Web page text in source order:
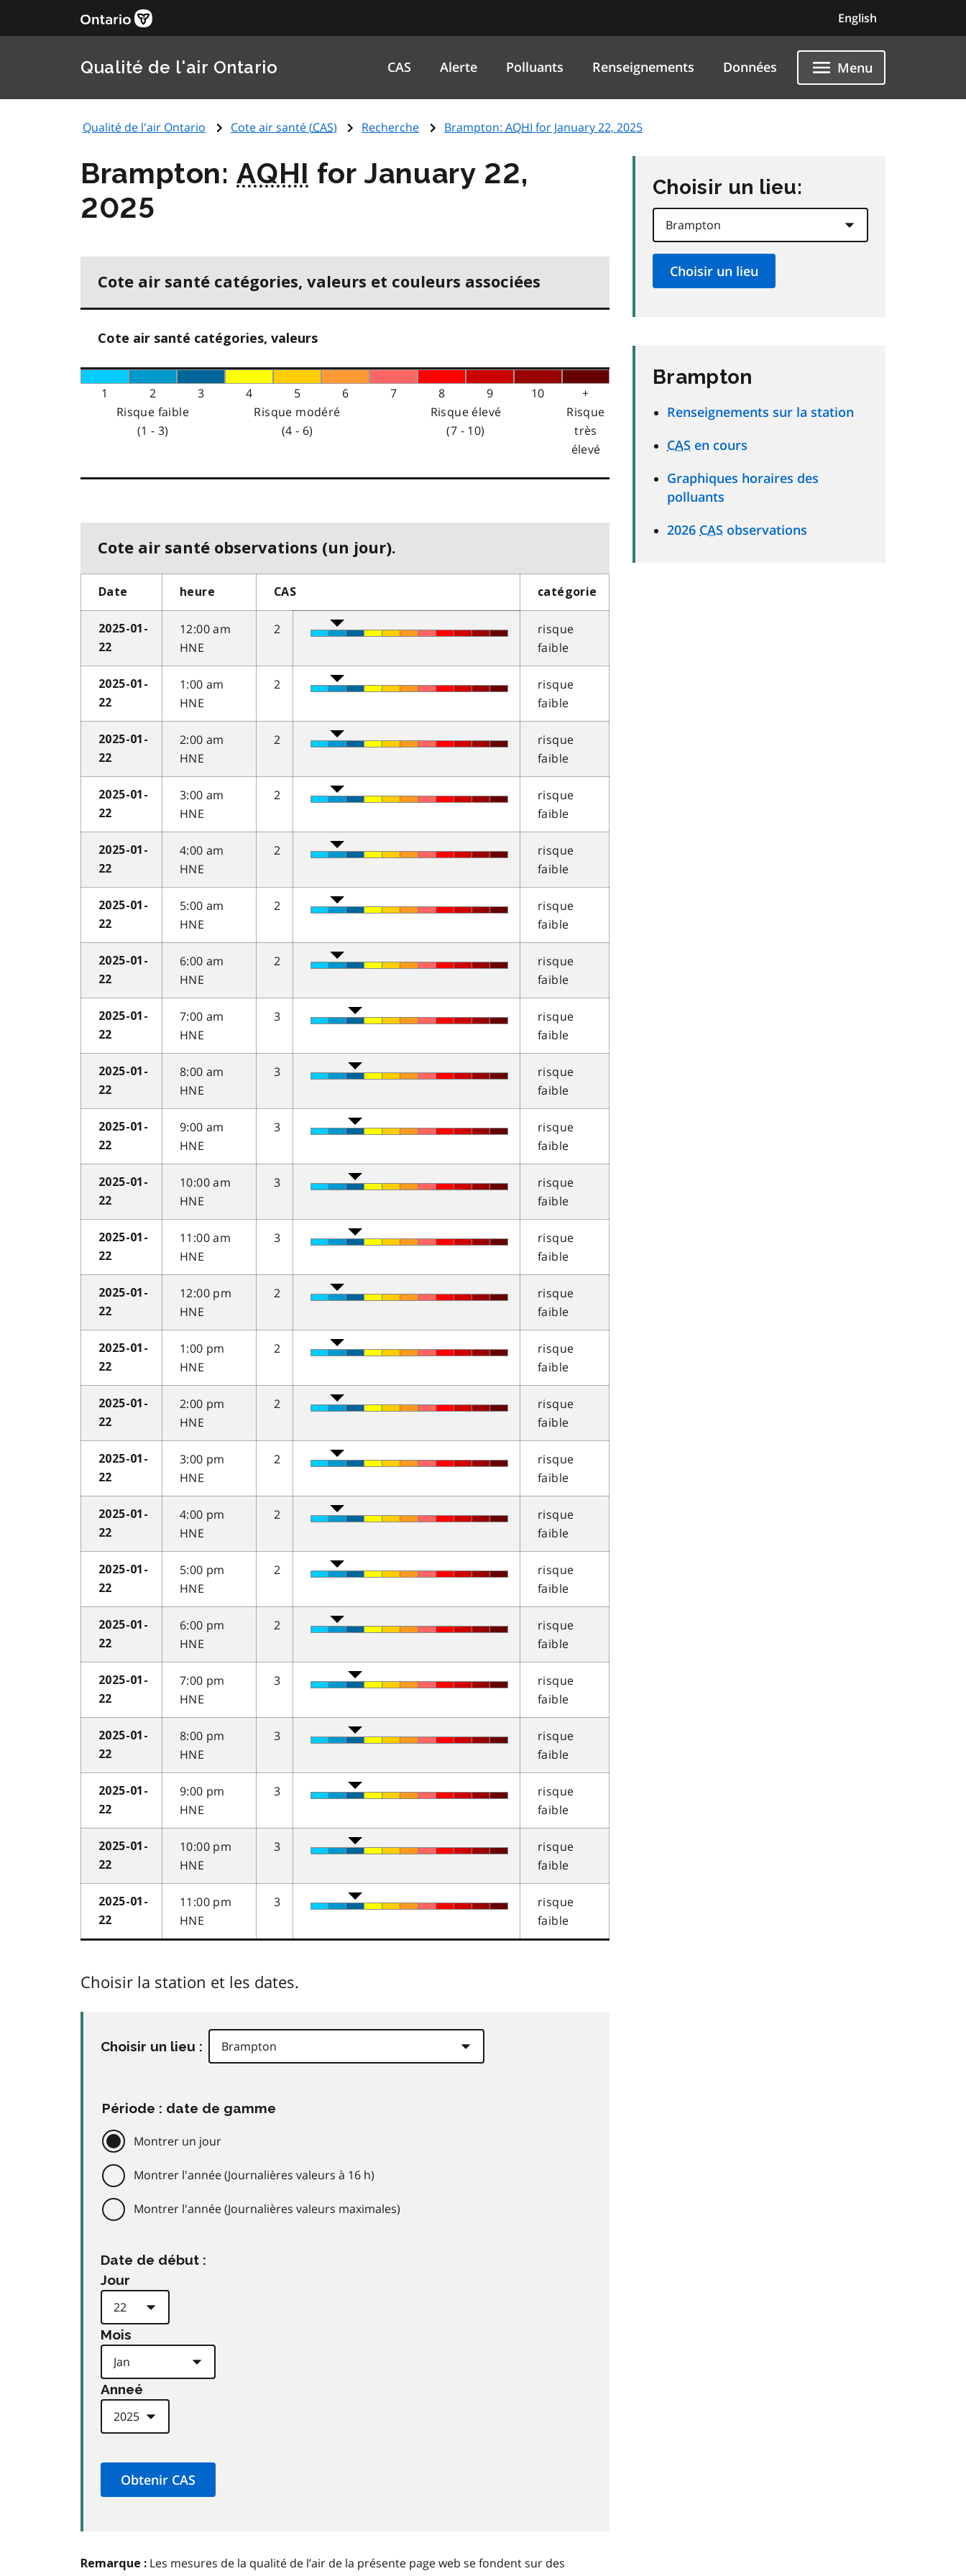
English
Qualité de l'air Ontario CAS Alerte Polluants Renseignements Données Menu
Qualité de l'air Ontario Cote air santé (CAS) Recherche Brampton: AQHI for January 22, 2025
Brampton:AQHI for January 22,
2025
Cote air santé catégories, valeurs et couleurs associées
Cote air santé catégories, valeurs
1 2 3 4 5 6 7 8 9 10
+
Risque faible
(1 - 3)
Risque modéré
(4 - 6)
Risque élevé
(7 - 10)
Risque
très
élevé
Cote air santé observations (un jour).
Date heure CAS catégorie
2025-01-
22
12:00 am
HNE
2
risque
faible
2025-01-
22
1:00 am
HNE
2
risque
faible
2025-01-
22
2:00 am
HNE
2
risque
faible
2025-01-
22
3:00 am
HNE
2
risque
faible
2025-01-
22
4:00 am
HNE
2
risque
faible
2025-01-
22
5:00 am
HNE
2
risque
faible
2025-01-
22
6:00 am
HNE
2
risque
faible
2025-01-
22
7:00 am
HNE
3
risque
faible
2025-01-
22
8:00 am
HNE
3
risque
faible
2025-01-
22
9:00 am
HNE
3
risque
faible
2025-01-
22
10:00 am
HNE
3
risque
faible
2025-01-
22
11:00 am
HNE
3
risque
faible
2025-01-
22
12:00 pm
HNE
2
risque
faible
2025-01-
22
1:00 pm
HNE
2
risque
faible
2025-01-
22
2:00 pm
HNE
2
risque
faible
2025-01-
22
3:00 pm
HNE
2
risque
faible
2025-01-
22
4:00 pm
HNE
2
risque
faible
2025-01-
22
5:00 pm
HNE
2
risque
faible
2025-01-
22
6:00 pm
HNE
2
risque
faible
2025-01-
22
7:00 pm
HNE
3
risque
faible
2025-01-
22
8:00 pm
HNE
3
risque
faible
2025-01-
22
9:00 pm
HNE
3
risque
faible
2025-01-
22
10:00 pm
HNE
3
risque
faible
2025-01-
22
11:00 pm
HNE
3
risque
faible
Choisir la station et les dates.
Choisir un lieu :
Période : date de gamme
Montrer un jour
Montrer l'année (Journalières valeurs à 16 h)
Montrer l'année (Journalières valeurs maximales)
Date de début :
Jour
Mois
Anneé
Remarque : Les mesures de la qualité de l’air de la présente page web se fondent sur des
Choisir un lieu:
Brampton
Renseignements sur la station
CAS en cours
Graphiques horaires des
polluants
2026 CAS observations